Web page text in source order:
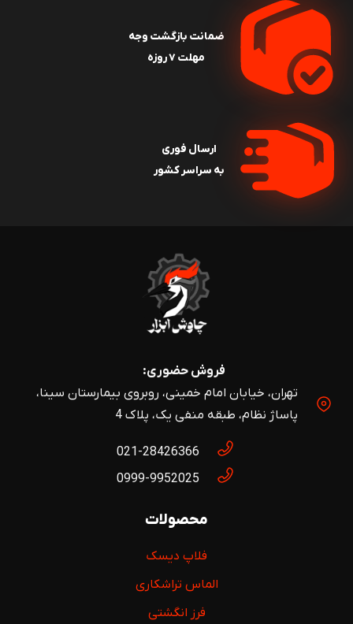
ضمانت بازگشت وجه
مهلت ۷ روزه
ارسال فوری
به سراسر کشور
فروش حضوری:
تهران، خیابان امام خمینی، روبروی بیمارستان سینا،
پاساژ نظام، طبقه منفی یک، پلاک 4
021-28426366
0999-9952025
محصولات
فلاپ دیسک
الماس تراشکاری
فرز انگشتی